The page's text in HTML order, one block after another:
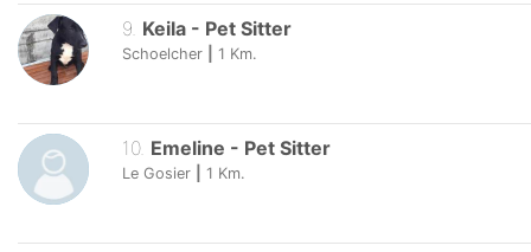
9 Keila - Pet Sitter
Schoelcher 1 Km.
10. Emeline - Pet Sitter
Le Gosier 1 Km.